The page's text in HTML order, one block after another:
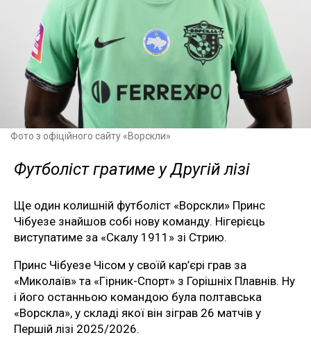
Фото з офіційного сайту «Ворскли»
Футболіст гратиме у Другій лізі
Ще один колишній футболіст «Ворскли» Принс
Чібуезе знайшов собі нову команду. Нігерієць
виступатиме за «Скалу 1911» зі Стрию.
Принс Чібуезе Чісом у своїй кар’єрі грав за
«Миколаїв» та «Гірник-Спорт» з Горішніх Плавнів. Ну
і його останньою командою була полтавська
«Ворскла», у складі якої він зіграв 26 матчів у
Першій лізі 2025/2026.